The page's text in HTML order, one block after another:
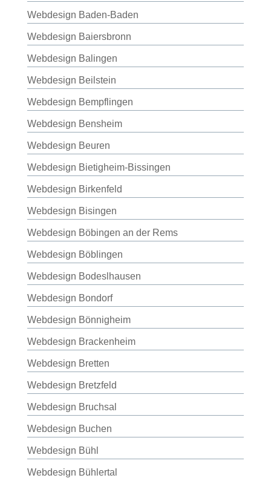
Webdesign Baden-Baden
Webdesign Baiersbronn
Webdesign Balingen
Webdesign Beilstein
Webdesign Bempflingen
Webdesign Bensheim
Webdesign Beuren
Webdesign Bietigheim-Bissingen
Webdesign Birkenfeld
Webdesign Bisingen
Webdesign Böbingen an der Rems
Webdesign Böblingen
Webdesign Bodeslhausen
Webdesign Bondorf
Webdesign Bönnigheim
Webdesign Brackenheim
Webdesign Bretten
Webdesign Bretzfeld
Webdesign Bruchsal
Webdesign Buchen
Webdesign Bühl
Webdesign Bühlertal